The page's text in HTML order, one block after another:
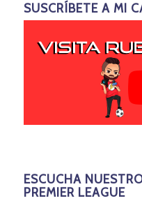
SUSCRÍBETE A MI
ESCUCHA
PREMIER LEAGUE